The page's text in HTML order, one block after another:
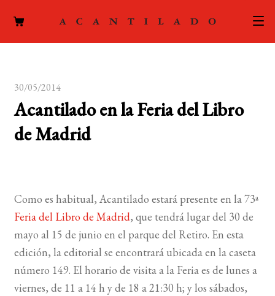
ACTUALIDAD
el
menú
FOREIGN RIGHTS
CONTACTO
MI CUENTA
30/05/2014
Acantilado en la Feria del Libro
de Madrid
Como es habitual, Acantilado estará presente en la 73ª
Feria del Libro de Madrid, que tendrá lugar del 30 de
mayo al 15 de junio en el parque del Retiro. En esta
edición, la editorial se encontrará ubicada en la caseta
número 149. El horario de visita a la Feria es de lunes a
viernes, de 11 a 14 h y de 18 a 21:30 h; y los sábados,